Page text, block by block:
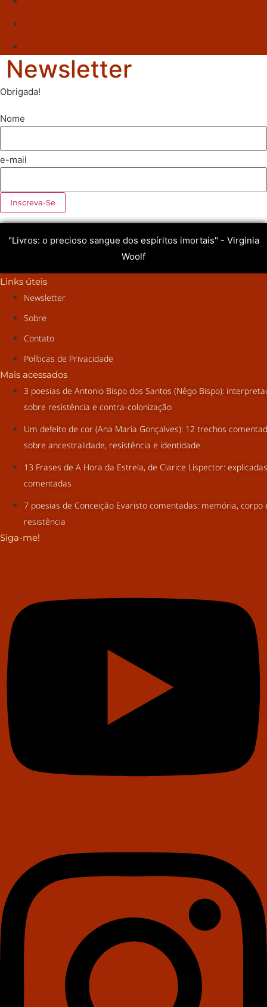
Newsletter
Obrigada!
Nome
e-mail
"Livros: o precioso sangue dos espíritos imortais" - Virginia
Woolf
Links úteis
Newsletter
Sobre
Contato
Políticas de Privacidade
Mais acessados
3 poesias de Antonio Bispo dos Santos (Nêgo Bispo):
sobre resistência e contra-colonização
Um defeito de cor (Ana Maria Gonçalves): 12 trechos
sobre ancestralidade, resistência e identidade
13 Frases de A Hora da Estrela, de Clarice Lispector:
comentadas
7 poesias de Conceição Evaristo comentadas: memória, corpo
resistência
Siga-me!